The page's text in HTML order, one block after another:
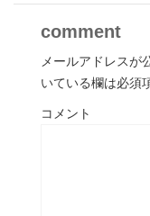
comment
メールアドレスが
いている欄は必須
コメント